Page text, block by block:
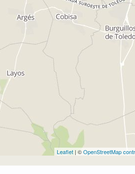
Leaflet | ©OpenStreetMap